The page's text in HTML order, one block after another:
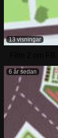
13 visningar
6 år sedan